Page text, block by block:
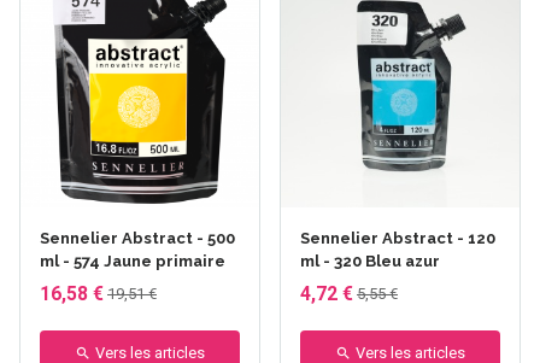
Sennelier Abstract - 500
ml - 574 Jaune primaire
16,58 € 19,51 €
Vers les articles
Sennelier Abstract - 120
ml - 320 Bleu azur
4,72 € 5,55 €
Vers les articles